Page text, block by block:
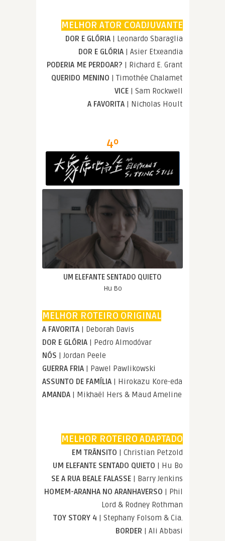
MELHOR ATOR COADJUVANTE
DOR E GLÓRIA | Leonardo Sbaraglia
DOR E GLÓRIA | Asier Etxeandia
PODERIA ME PERDOAR? | Richard E. Grant
QUERIDO MENINO | Timothée Chalamet
VICE | Sam Rockwell
A FAVORITA | Nicholas Hoult
4º
UM ELEFANTE SENTADO QUIETO
Hu Bo
MELHOR ROTEIRO ORIGINAL
A FAVORITA | Deborah Davis
DOR E GLÓRIA | Pedro Almodóvar
NÓS | Jordan Peele
GUERRA FRIA | Pawel Pawlikowski
ASSUNTO DE FAMÍLIA | Hirokazu Kore-eda
AMANDA | Mikhaël Hers & Maud Ameline
MELHOR ROTEIRO ADAPTADO
EM TRÂNSITO | Christian Petzold
UM ELEFANTE SENTADO QUIETO | Hu Bo
SE A RUA BEALE FALASSE | Barry Jenkins
HOMEM-ARANHA NO ARANHAVERSO | Phil
Lord & Rodney Rothman
TOY STORY 4 | Stephany Folsom & Cia.
BORDER | Ali Abbasi